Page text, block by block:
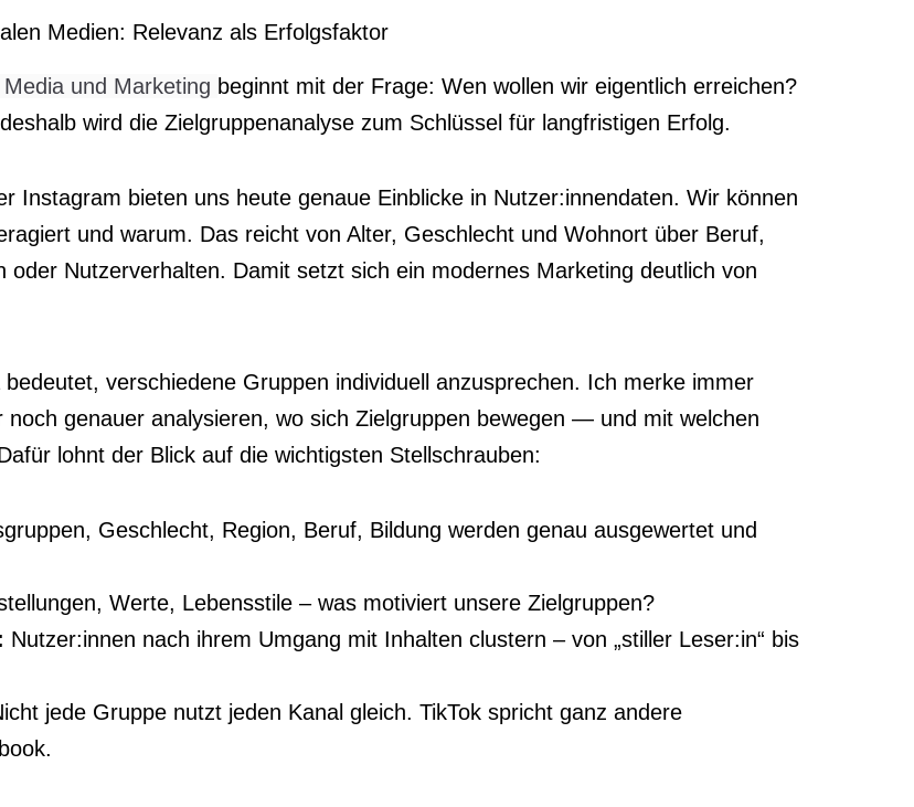
Medien: Relevanz als Erfolgsfaktor
Media und Marketing beginnt mit der Frage: Wen wollen wir eigentlich erreichen?
wird die Zielgruppenanalyse zum Schlüssel für langfristigen Erfolg.
Instagram bieten uns heute genaue Einblicke in Nutzer:innendaten. Wir können
und warum. Das reicht von Alter, Geschlecht und Wohnort über Beruf,
Nutzerverhalten. Damit setzt sich ein modernes Marketing deutlich von
verschiedene Gruppen individuell anzusprechen. Ich merke immer
genauer analysieren, wo sich Zielgruppen bewegen — und mit welchen
lohnt der Blick auf die wichtigsten Stellschrauben:
Geschlecht, Region, Beruf, Bildung werden genau ausgewertet und
Werte, Lebensstile – was motiviert unsere Zielgruppen?
Nutzer:innen nach ihrem Umgang mit Inhalten clustern – von „stiller Leser:in“ bis
jede Gruppe nutzt jeden Kanal gleich. TikTok spricht ganz andere